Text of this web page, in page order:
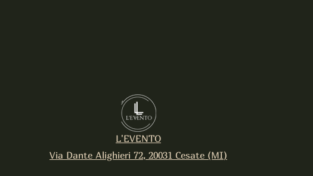
L'EVENTO
Via Dante Alighieri 72, 20031 Cesate (MI)